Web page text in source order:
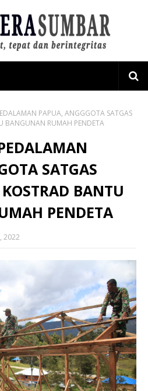
PAPUA, ANGGGOTA SATGAS
BANGUNAN RUMAH PENDETA
SATGAS
BANTU
PENDETA
2022